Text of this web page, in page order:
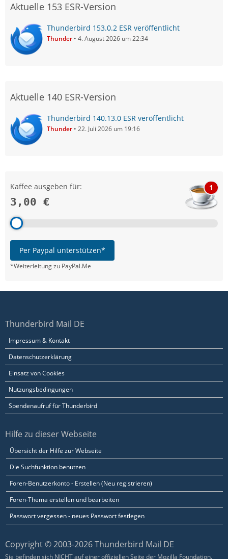
Aktuelle 153 ESR-Version
Thunderbird 153.0.2 ESR veröffentlicht
Thunder 4. August 2026 um 22:34
Aktuelle 140 ESR-Version
Thunderbird 140.13.0 ESR veröffentlicht
Thunder 22. Juli 2026 um 19:16
Kaffee ausgeben für:
3,00 €
1
Per Paypal unterstützen*
*Weiterleitung zu PayPal.Me
Thunderbird Mail DE
Impressum & Kontakt
Datenschutzerklärung
Einsatz von Cookies
Nutzungsbedingungen
Spendenaufruf für Thunderbird
Hilfe zu dieser Webseite
Übersicht der Hilfe zur Webseite
Die Suchfunktion benutzen
Foren-Benutzerkonto - Erstellen (Neu registrieren)
Foren-Thema erstellen und bearbeiten
Passwort vergessen - neues Passwort festlegen
Copyright © 2003-2026 Thunderbird Mail DE
Sie befinden sich NICHT auf einer offiziellen Seite der Mozilla Foundation.